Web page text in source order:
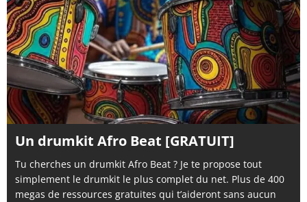
Un drumkit Afro Beat [GRATUIT]
Tu cherches un drumkit Afro Beat ? Je te propose tout
simplement le drumkit le plus complet du net. Plus de 400
megas de ressources gratuites qui t’aideront sans aucun